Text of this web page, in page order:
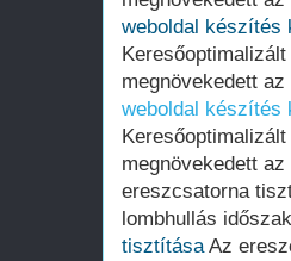
weboldal készítés
megnövekedett
weboldal készítés
megnövekedett
ereszcsatorna
lombhullás
tisztításaAz